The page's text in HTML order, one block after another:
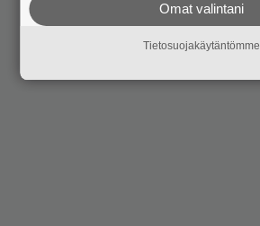
Omat valintani
Tietosuojakäytäntömme